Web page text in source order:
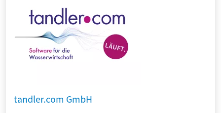
tandler.com GmbH